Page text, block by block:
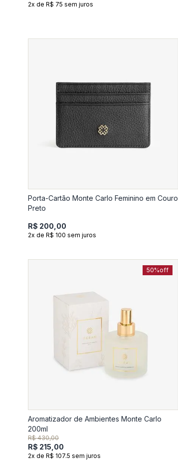
2x de R$ 75 sem juros
Porta-Cartão Monte Carlo Feminino em Couro
Preto
R$ 200,00
2x de R$ 100 sem juros
50%off
Aromatizador de Ambientes Monte Carlo
200ml
R$ 430,00
R$ 215,00
2x de R$ 107.5 sem juros